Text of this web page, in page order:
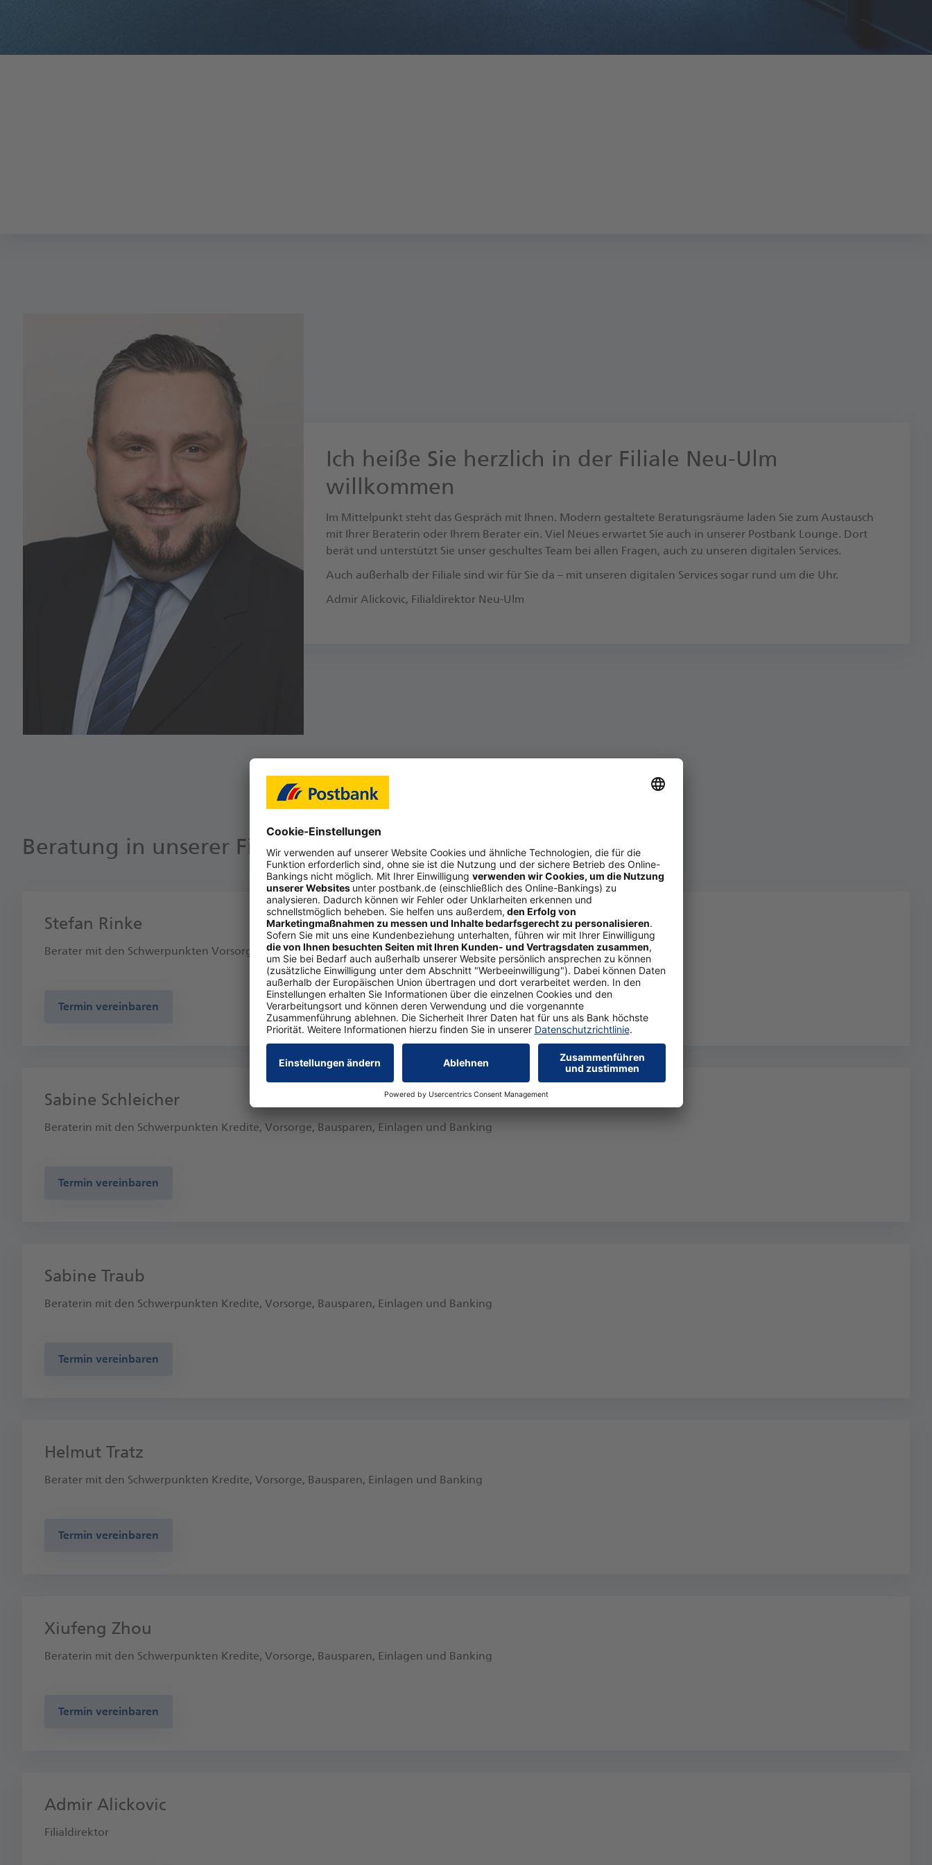
Ich heiße Sie herzlich in der Filiale Neu-Ulm
willkommen
Im Mittelpunkt steht das Gespräch mit Ihnen. Modern gestaltete Beratungsräume laden Sie zum Austausch
mit Ihrer Beraterin oder Ihrem Berater ein. Viel Neues erwartet Sie auch in unserer Postbank Lounge. Dort
berät und unterstützt Sie unser geschultes Team bei allen Fragen, auch zu unseren digitalen Services.
Auch außerhalb der Filiale sind wir für Sie da – mit unseren digitalen Services sogar rund um die Uhr.
Admir Alickovic, Fi­li­al­di­rek­tor Neu-Ulm
Beratung in unserer Filiale
Stefan Rinke
Berater mit den Schwerpunkten Vorsorge, Investment und Einlagen
Termin vereinbaren
Sabine Schleicher
Beraterin mit den Schwerpunkten Kredite, Vorsorge, Bausparen, Einlagen und Banking
Termin vereinbaren
Sabine Traub
Beraterin mit den Schwerpunkten Kredite, Vorsorge, Bausparen, Einlagen und Banking
Termin vereinbaren
Helmut Tratz
Berater mit den Schwerpunkten Kredite, Vorsorge, Bausparen, Einlagen und Banking
Termin vereinbaren
Xiufeng Zhou
Beraterin mit den Schwerpunkten Kredite, Vorsorge, Bausparen, Einlagen und Banking
Termin vereinbaren
Admir Alickovic
Filialdirektor